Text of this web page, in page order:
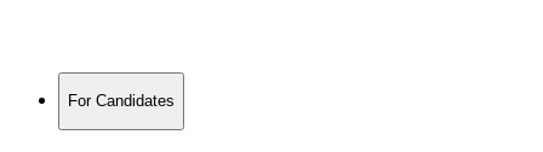
For Candidates